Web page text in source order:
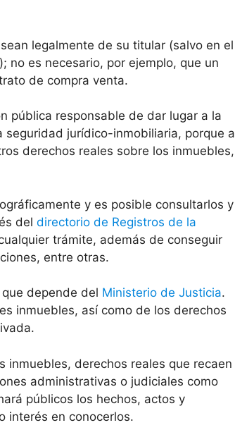
legalmente de su titular (salvo en el
no es necesario, por ejemplo, que un
de compra venta.
pública responsable de dar lugar a la
seguridad jurídico-inmobiliaria, porque a
derechos reales sobre los inmuebles,
y es posible consultarlos y
del directorio de Registros de la
trámite, además de conseguir
entre otras.
depende del Ministerio de Justicia.
inmuebles, así como de los derechos
derechos reales que recaen
administrativas o judiciales como
públicos los hechos, actos y
interés en conocerlos.